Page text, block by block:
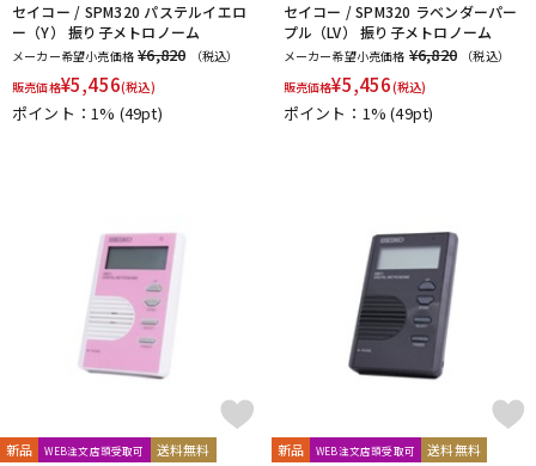
セイコー / SPM320 パステルイエロ
ー（Y） 振り子メトロノーム
メーカー希望小売価格 ¥6,820
（税込）
販売価格¥5,456(税込)
ポイント：1% (49pt)
セイコー / SPM320 ラベンダーパー
プル（LV） 振り子メトロノーム
メーカー希望小売価格 ¥6,820
（税込）
販売価格¥5,456(税込)
ポイント：1%(49pt)
新品 WEB注文店頭受取可 送料無料 新品 WEB注文店頭受取可 送料無料